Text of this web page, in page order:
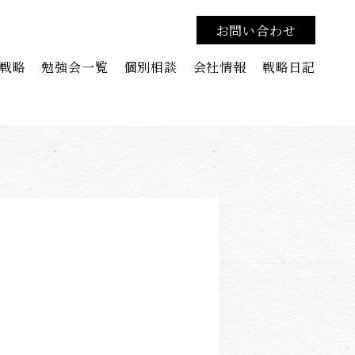
お問い合わせ
略
勉強会一覧 個別相談 会社情報 戦略日記